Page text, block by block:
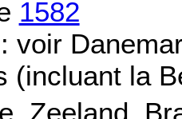
1582
voir
(incluant la
Zeeland,